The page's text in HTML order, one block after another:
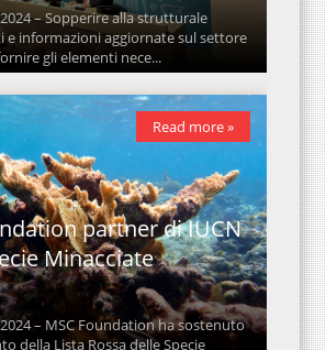
– Sopperire alla strutturale
e informazioni aggiornate sul settore
gli elementi nece...
partner di IUCN
Minacciate
– MSC Foundation ha sostenuto
della Lista Rossa delle Specie
Read more »